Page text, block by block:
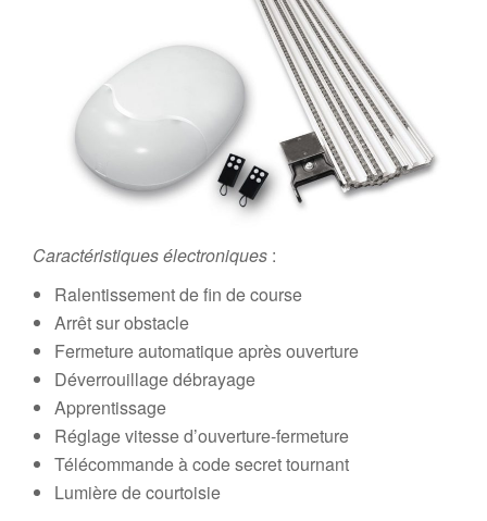
Caractéristiques électroniques :
Ralentissement de fin de course
Arrêt sur obstacle
Fermeture automatique après ouverture
Déverrouillage débrayage
Apprentissage
Réglage vitesse d’ouverture-fermeture
Télécommande à code secret tournant
Lumière de courtoisie